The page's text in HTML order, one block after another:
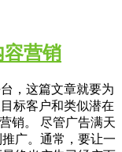
容营销
，这篇文章就要为
标客户和类似潜在
销。 尽管广告满天
广。通常，要让一